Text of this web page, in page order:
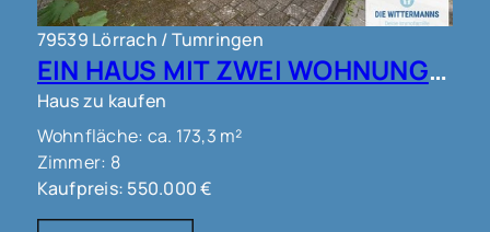
79539 Lörrach / Tumringen
EIN HAUS MIT ZWEI WOHNUNGEN IN LÖRRACH OT TUMRINGEN !!!
Haus zu kaufen
Wohnfläche: ca. 173,3 m²
Zimmer: 8
Kaufpreis: 550.000 €